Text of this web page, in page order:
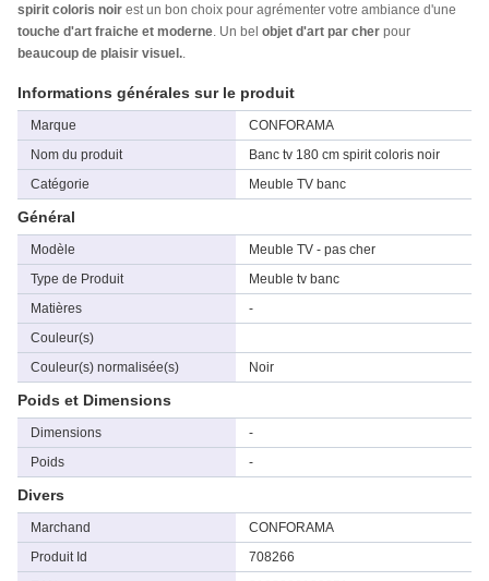
spirit coloris noir est un bon choix pour agrémenter votre ambiance d'une
touche d'art fraiche et moderne. Un bel objet d'art par cher pour
beaucoup de plaisir visuel..
Informations générales sur le produit
Marque
CONFORAMA
Nom du produit
Banc tv 180 cm spirit coloris noir
Catégorie
Meuble TV banc
Général
Modèle
Meuble TV - pas cher
Type de Produit
Meuble tv banc
Matières
-
Couleur(s)
Couleur(s) normalisée(s)
Noir
Poids et Dimensions
Dimensions
-
Poids
-
Divers
Marchand
CONFORAMA
Produit Id
708266